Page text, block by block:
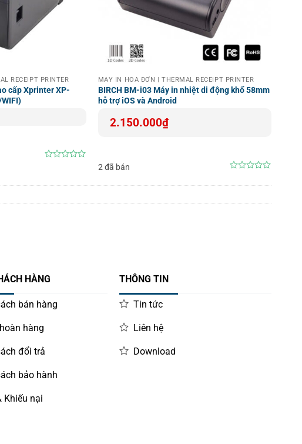
RECEIPT PRINTER
cấp Xprinter XP-
MÁY IN HOÁ ĐƠN | THERMAL RECEIPT PRINTER
BIRCH BM-i03 Máy in nhiệt di động khổ 58mm
hỗ trợ iOS và Android
2.150.000₫
2 đã bán
out
5
HÀNG
bán hàng
hàng
đổi trả
bảo hành
Khiếu nại
THÔNG TIN
Tin tức
Liên hệ
Download